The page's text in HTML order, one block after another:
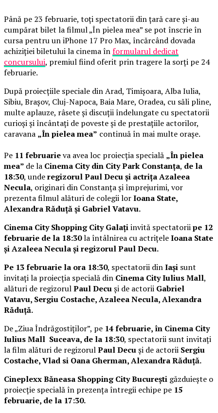
Până pe 23 februarie, toți spectatorii din țară care și-au
cumpărat bilet la filmul „În pielea mea” se pot înscrie în
cursa pentru un iPhone 17 Pro Max, încărcând dovada
achiziției biletului la cinema înformularul dedicat
concursului, premiul fiind oferit prin tragere la sorți pe 24
februarie.
După proiecțiile speciale din Arad, Timișoara, Alba Iulia,
Sibiu, Brașov, Cluj-Napoca, Baia Mare, Oradea, cu săli pline,
multe aplauze, râsete și discuții îndelungate cu spectatorii
curioși și încântați de poveste și de prestațiile actorilor,
caravana „În pielea mea” continuă în mai multe orașe.
Pe 11 februarieva avea loc proiecția specială „În pielea
mea” de la Cinema City din City Park Constanța, de la
18:30, underegizorul Paul Decu și actrița Azaleea
Necula, originari din Constanța și împrejurimi, vor
prezenta filmul alături de colegii lorIoana State,
Alexandra Răduță și Gabriel Vatavu.
Cinema City Shopping City Galațiinvită spectatoriipe 12
februarie de la 18:30la întâlnirea cu actrițeleIoana State
și Azaleea Necula și regizorul Paul Decu.
Pe 13 februarie la ora 18:30, spectatorii dinIași sunt
invitați la proiecția specială din Cinema City Iulius Mall,
alături de regizorulPaul Decuși de actorii Gabriel
Vatavu, Sergiu Costache, Azaleea Necula, Alexandra
Răduță.
De „Ziua Îndrăgostiților”, pe 14 februarie, în Cinema City
Iulius Mall Suceava, de la 18:30, spectatorii sunt invitați
la film alături de regizorulPaul Decuși de actorii Sergiu
Costache, Vlad si Oana Gherman, Alexandra Răduță.
Cineplexx Băneasa Shopping City București găzduiește o
proiecție specială în prezența întregii echipe pe 15
februarie, de la 17:30.